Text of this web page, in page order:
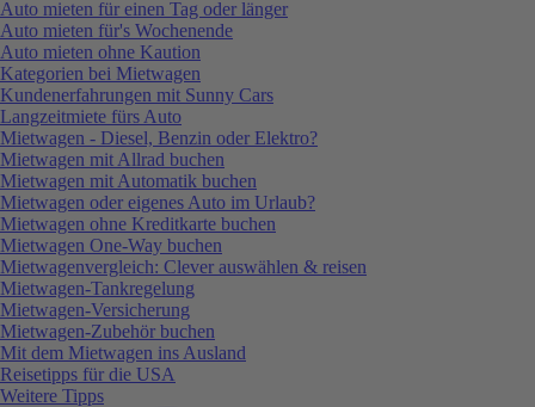
Auto mieten für einen Tag oder länger
Auto mieten für's Wochenende
Auto mieten ohne Kaution
Kategorien bei Mietwagen
Kundenerfahrungen mit Sunny Cars
Langzeitmiete fürs Auto
Mietwagen - Diesel, Benzin oder Elektro?
Mietwagen mit Allrad buchen
Mietwagen mit Automatik buchen
Mietwagen oder eigenes Auto im Urlaub?
Mietwagen ohne Kreditkarte buchen
Mietwagen One-Way buchen
Mietwagenvergleich: Clever auswählen & reisen
Mietwagen-Tankregelung
Mietwagen-Versicherung
Mietwagen-Zubehör buchen
Mit dem Mietwagen ins Ausland
Reisetipps für die USA
Weitere Tipps